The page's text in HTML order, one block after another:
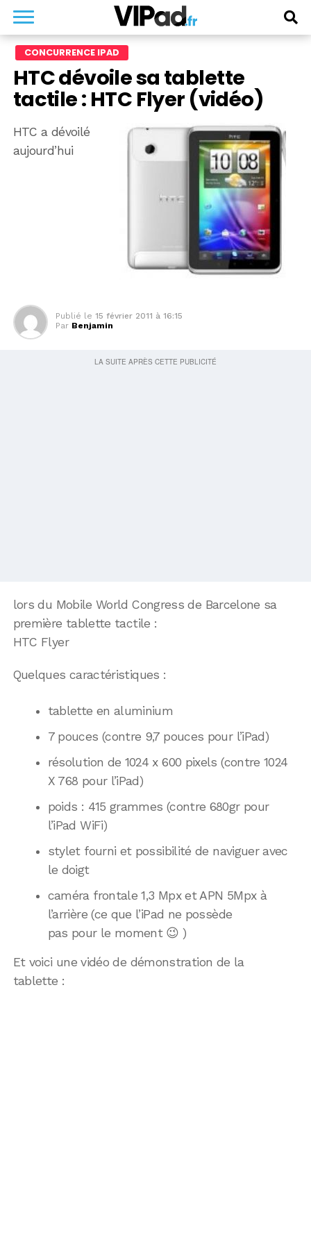
CONCURRENCE IPAD
HTC dévoile sa tablette
tactile : HTC Flyer (vidéo)
HTC a dévoilé
aujourd’hui
Publié le 15 février 2011 à 16:15
Par Benjamin
lors du Mobile World Congress de Barcelone sa
première tablette tactile :
HTC Flyer
Quelques caractéristiques :
tablette en aluminium
7 pouces (contre 9,7 pouces pour l’iPad)
résolution de 1024 x 600 pixels (contre 1024
X 768 pour l’iPad)
poids : 415 grammes (contre 680gr pour
l’iPad WiFi)
stylet fourni et possibilité de naviguer avec
le doigt
caméra frontale 1,3 Mpx et APN 5Mpx à
l’arrière (ce que l’iPad ne possède
pas pour le moment 😉 )
Et voici une vidéo de démonstration de la
tablette :